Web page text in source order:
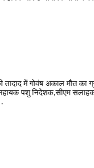
में गोवंष अकाल मौत का
पशु निदेशक,सीएम